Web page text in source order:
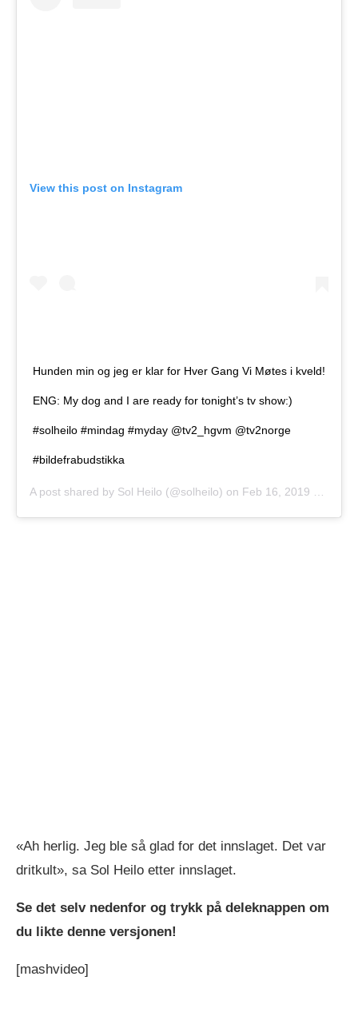
View this post on Instagram
Hunden min og jeg er klar for Hver Gang Vi Møtes i kveld!
ENG: My dog and I are ready for tonight’s tv show:)
#solheilo #mindag #myday @tv2_hgvm @tv2norge
#bildefrabudstikka
A post shared by Sol Heilo (@solheilo) on Feb 16, 2019 at 9:19am PST
«Ah herlig. Jeg ble så glad for det innslaget. Det var
dritkult», sa Sol Heilo etter innslaget.
Se det selv nedenfor og trykk på deleknappen om
du likte denne versjonen!
[mashvideo]